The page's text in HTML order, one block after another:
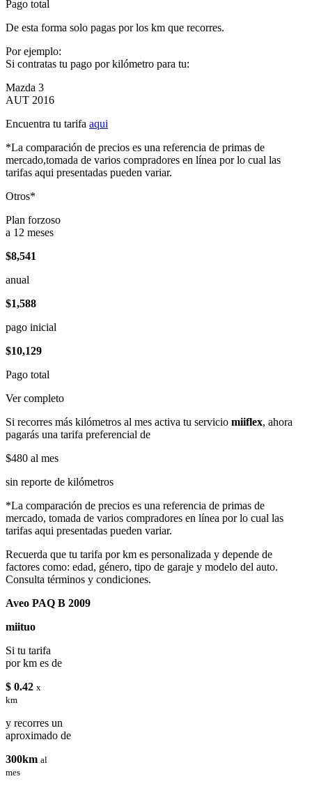
Pago total
De esta forma solo pagas por los km que recorres.
Por ejemplo:
Si contratas tu pago por kilómetro para tu:
Mazda 3
AUT 2016
Encuentra tu tarifa aqui
*La comparación de precios es una referencia de primas de
mercado,tomada de varios compradores en línea por lo cual las
tarifas aqui presentadas pueden variar.
Otros*
Plan forzoso
a 12 meses
$8,541
anual
$1,588
pago inicial
$10,129
Pago total
Ver completo
Si recorres más kilómetros al mes activa tu servicio miiflex, ahora
pagarás una tarifa preferencial de
$480 al mes
sin reporte de kilómetros
*La comparación de precios es una referencia de primas de
mercado, tomada de varios compradores en línea por lo cual las
tarifas aqui presentadas pueden variar.
Recuerda que tu tarifa por km es personalizada y depende de
factores como: edad, género, tipo de garaje y modelo del auto.
Consulta términos y condiciones.
Aveo PAQ B 2009
miituo
Si tu tarifa
por km es de
$ 0.42 x
km
y recorres un
aproximado de
300km al
mes